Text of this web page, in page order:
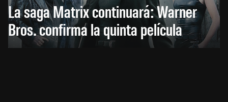
La saga Matrix continuará: Warner
Bros. confirma la quinta película